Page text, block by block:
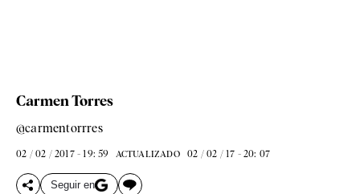
Carmen Torres
@carmentorrres
02 / 02 / 2017 - 19: 59 ACTUALIZADO 02 / 02 / 17 - 20: 07
Seguir en